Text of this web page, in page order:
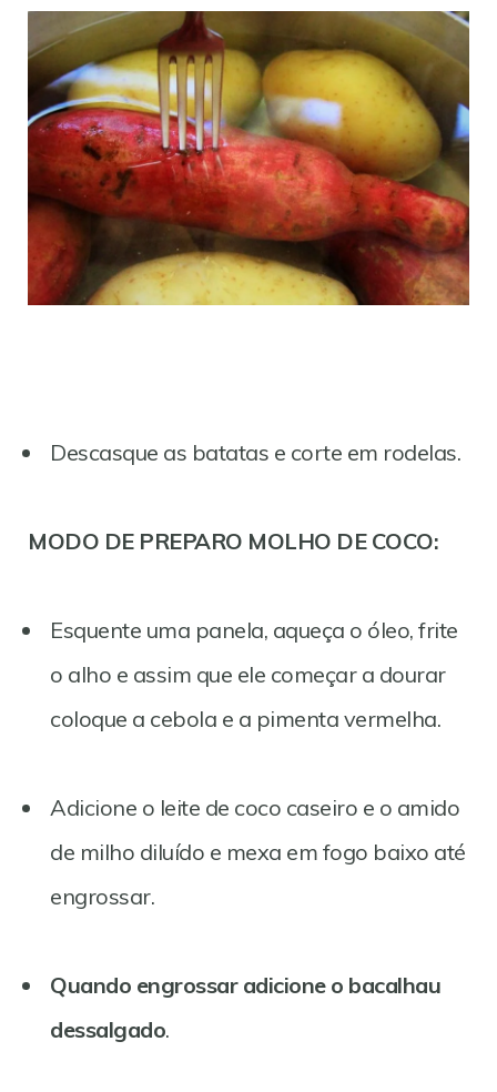
Descasque as batatas e corte em rodelas.
MODO DE PREPARO MOLHO DE COCO:
Esquente uma panela, aqueça o óleo, frite
o alho e assim que ele começar a dourar
coloque a cebola e a pimenta vermelha.
Adicione o leite de coco caseiro e o amido
de milho diluído e mexa em fogo baixo até
engrossar.
Quando engrossar adicione o bacalhau
dessalgado.